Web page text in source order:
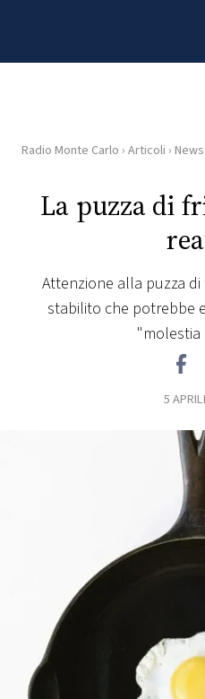
HOME
RADIO
RADIO
VIDEO
TV
Radio Monte Carlo › Articoli › News
La puzza di
Attenzione alla puzza
stabilito che potrebbe
5